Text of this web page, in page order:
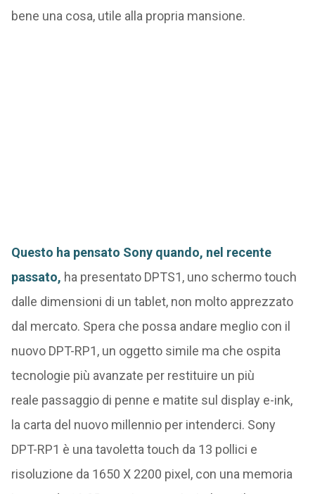
bene una cosa, utile alla propria mansione.
Questo ha pensato Sony quando, nel recente
passato, ha presentato DPTS1, uno schermo touch
dalle dimensioni di un tablet, non molto apprezzato
dal mercato. Spera che possa andare meglio con il
nuovo DPT-RP1, un oggetto simile ma che ospita
tecnologie più avanzate per restituire un più
reale passaggio di penne e matite sul display e-ink,
la carta del nuovo millennio per intenderci. Sony
DPT-RP1 è una tavoletta touch da 13 pollici e
risoluzione da 1650 X 2200 pixel, con una memoria